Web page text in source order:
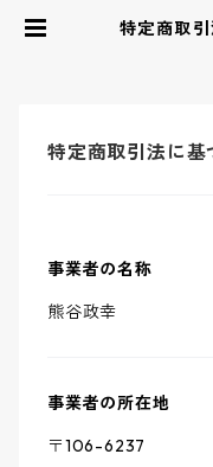
特定商取
特定商取引法に基
事業者の名称
熊谷政幸
事業者の所在地
〒106-6237